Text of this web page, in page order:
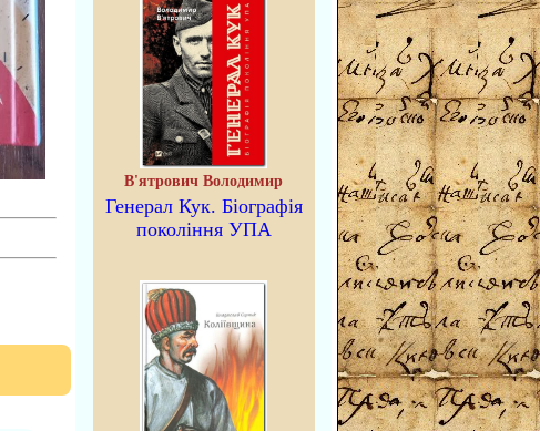
В'ятрович Володимир
Генерал Кук. Біографія
покоління УПА